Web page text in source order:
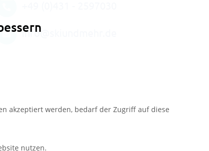
info@skiundmehr.de
akzeptiert werden, bedarf der Zugriff auf diese
nutzen.